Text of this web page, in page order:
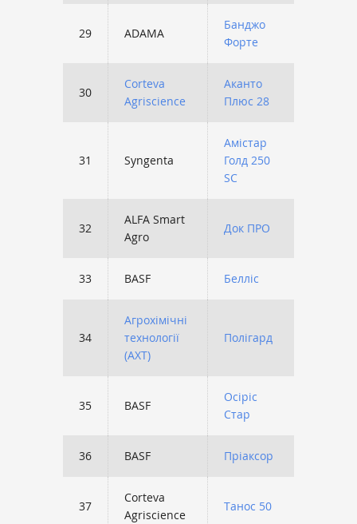
29 ADAMA
Банджо
Форте
30
Corteva
Agriscience
Аканто
Плюс 28
31 Syngenta
Амістар
Голд 250
SC
32
ALFA Smart
Agro
Док ПРО
33 BASF Белліс
34
Агрохімічні
технології
(АХТ)
Полігард
35 BASF
Осіріс
Стар
36 BASF Пріаксор
37
Corteva
Agriscience
Танос 50